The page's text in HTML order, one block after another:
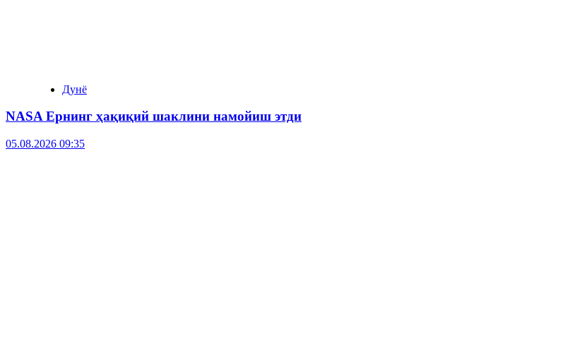
Дунё
NASA Ернинг ҳақиқий шаклини намойиш этди
05.08.2026 09:35